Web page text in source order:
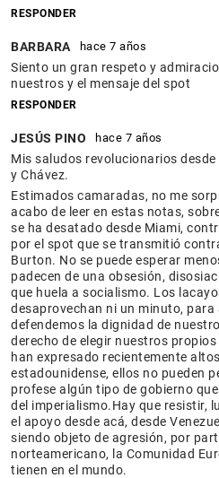
RESPONDER
BARBARA hace 7 años
Siento un gran respeto y
nuestros y el mensaje del spot
RESPONDER
JESÚS PINO hace 7 años
Mis saludos revolucionarios
y Chávez.
Estimados camaradas, no me
acabo de leer en estas notas,
se ha desatado desde Miami,
por el spot que se transmitió
Burton. No se puede esperar
padecen de una obsesión,
que huela a socialismo. Los
desaprovechan ni un minuto, para
defendemos la dignidad de
derecho de elegir nuestros
han expresado recientemente
estadounidense, ellos no pueden
profese algún tipo de gobierno
del imperialismo.Hay que resistir,
el apoyo desde acá, desde
siendo objeto de agresión, por
norteamericano, la Comunidad
tienen en el mundo.